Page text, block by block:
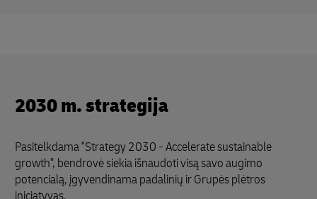
2030 m. strategija
Pasitelkdama "Strategy 2030 - Accelerate sustainable
growth", bendrovė siekia išnaudoti visą savo augimo
potencialą, įgyvendinama padalinių ir Grupės plėtros